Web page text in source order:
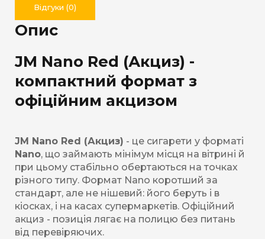
Відгуки (0)
Опис
JM Nano Red (Акциз) -
компактний формат з
офіційним акцизом
JM Nano Red (Акциз) - це сигарети у форматі
Nano, що займають мінімум місця на вітрині й
при цьому стабільно обертаються на точках
різного типу. Формат Nano коротший за
стандарт, але не нішевий: його беруть і в
кіосках, і на касах супермаркетів. Офіційний
акциз - позиція лягає на полицю без питань
від перевіряючих.